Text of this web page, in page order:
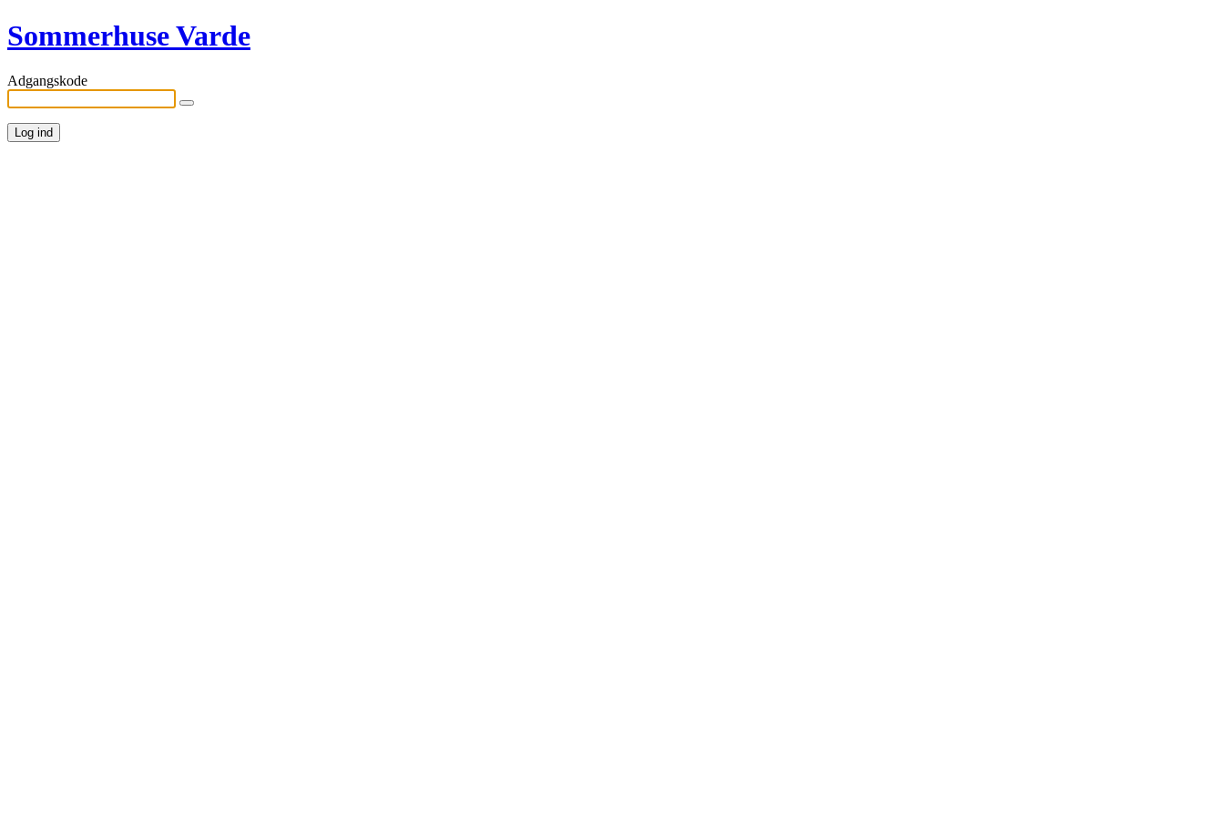
Sommerhuse Varde
Adgangskode